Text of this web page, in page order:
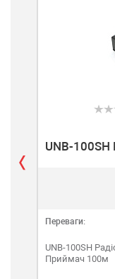
UNB-100SH
Переваги:
UNB-100SH
Приймач 100м